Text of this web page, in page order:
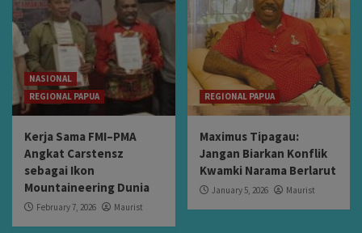
NASIONAL
REGIONAL PAPUA
Kerja Sama FMI–PMA
Angkat Carstensz
sebagai Ikon
Mountaineering Dunia
February 7, 2026 Maurist
REGIONAL PAPUA
Maximus Tipagau:
Jangan Biarkan Konflik
Kwamki Narama Berlarut
January 5, 2026 Maurist